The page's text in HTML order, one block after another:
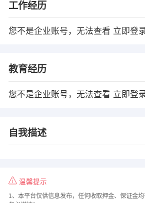
工作经历
您不是企业账号，无法查看 立即登
教育经历
您不是企业账号，无法查看 立即登
自我描述
温馨提示
1、本平台仅供信息发布，任何收取押金、保证金